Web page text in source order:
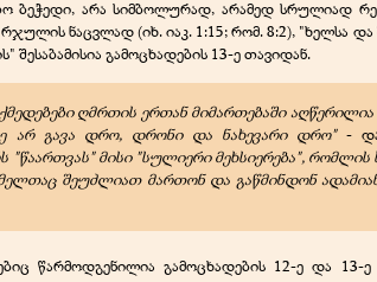
ბეჭედი, არა სიმბოლურად, არამედ სრულიად
ნაცვლად (იხ. იაკ. 1:15; რომ. 8:2), "ხელსა
შესაბამისია გამოცხადების 13-ე თავიდან.
ღმრთის ერთან მიმართებაში
არ გავა დრო, დრონი და ნახევარი დრო" -
მისი "სულიერი მეხსიერება",
შეუძლიათ მართონ და გაწმინდონ
წარმოდგენილია გამოცხადების 12-ე და 13-